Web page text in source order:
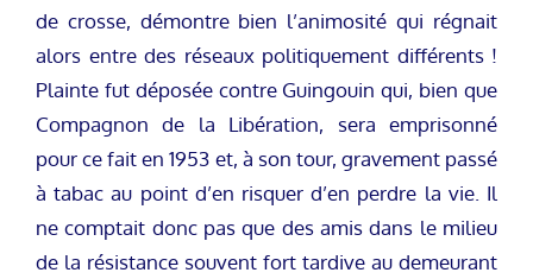
de crosse, démontre bien l’animosité qui régnait
alors entre des réseaux politiquement différents !
Plainte fut déposée contre Guingouin qui, bien que
Compagnon de la Libération, sera emprisonné
pour ce fait en 1953 et, à son tour, gravement passé
à tabac au point d’en risquer d’en perdre la vie. Il
ne comptait donc pas que des amis dans le milieu
de la résistance souvent fort tardive au demeurant